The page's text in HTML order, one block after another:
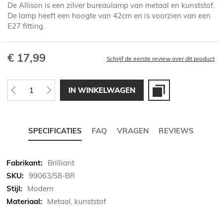
de
afbeeldingen-
gallerij
De Allison is een zilver bureaulamp van metaal en kunststof.
De lamp heeft een hoogte van 42cm en is voorzien van een
E27 fitting.
€ 17,99 Schrijf de eerste review over dit product
IN WINKELWAGEN
SPECIFICATIES FAQ VRAGEN REVIEWS
Meer
informatie
Brilliant
99063/58-BR
Modern
Metaal, kunststof